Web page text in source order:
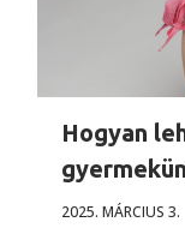
Hogyan
2025. MÁRCIUS 3.